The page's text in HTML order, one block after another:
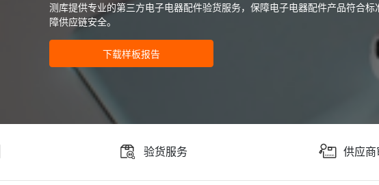
测库提供专业的第三方电子电器配件验货服务，保障电子电器配件产品符合
障供应链安全。
下载样板报告
验货服务 供应